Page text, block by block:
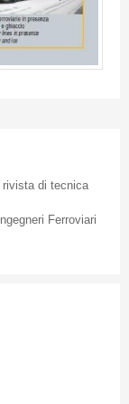
rivista di tecnica
Ingegneri Ferroviari